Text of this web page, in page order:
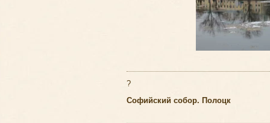
?
Софийский собор. Полоцк